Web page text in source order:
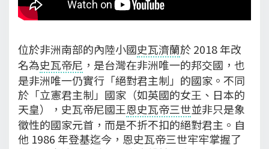
位於非洲南部的內陸小國史瓦濟蘭於 2018 年改
名為史瓦帝尼 ，是台灣在非洲唯一的邦交國，也
是非洲唯一仍實行「絕對君主制」的國家。不同
於「立憲君主制」國家（如英國的女王、日本的
天皇），史瓦帝尼國王恩史瓦帝三世並非只是象
徵性的國家元首，而是不折不扣的絕對君主。自
他 1986 年登基迄今，恩史瓦帝三世牢牢掌握了